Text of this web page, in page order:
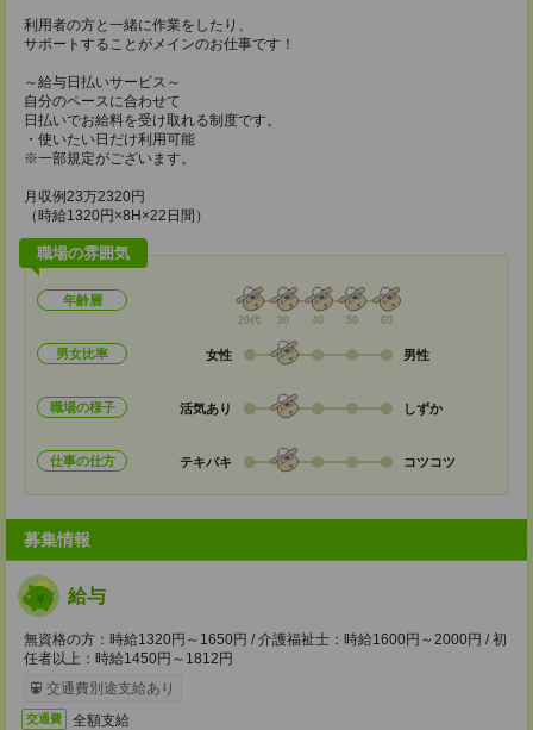
利用者の方と一緒に作業をしたり、
サポートすることがメインのお仕事です！
～給与日払いサービス～
自分のペースに合わせて
日払いでお給料を受け取れる制度です。
・使いたい日だけ利用可能
※一部規定がございます。
月収例23万2320円
（時給1320円×8H×22日間）
職場の雰囲気
年齢層
20代 30 40 50 60
男女比率 女性 男性
職場の様子 活気あり しずか
仕事の仕方 テキパキ コツコツ
募集情報
給与
無資格の方：時給1320円～1650円 / 介護福祉士：時給1600円～2000円 / 初
任者以上：時給1450円～1812円
交通費別途支給あり
交通費 全額支給